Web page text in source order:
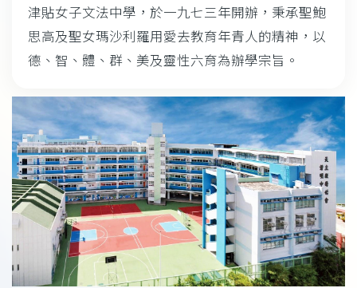
津貼女子文法中學，於一九七三年開辦，秉承聖鮑
思高及聖女瑪沙利羅用愛去教育年青人的精神，以
德、智、體、群、美及靈性六育為辦學宗旨。